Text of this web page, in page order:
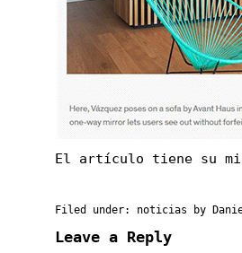
El artículo tiene su
Filed under: noticias by
Leave a Reply